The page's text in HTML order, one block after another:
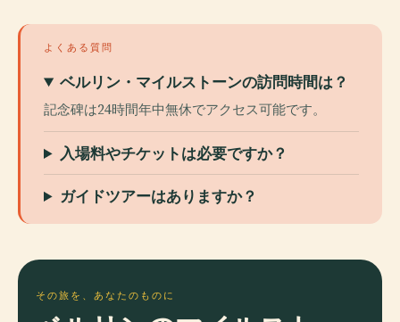
よくある質問
ベルリン・マイルストーンの訪問時間は？
記念碑は24時間年中無休でアクセス可能です。
入場料やチケットは必要ですか？
ガイドツアーはありますか？
その旅を、あなたのものに